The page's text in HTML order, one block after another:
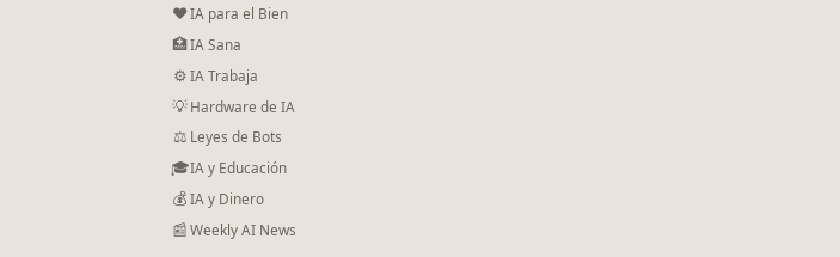
❤IA para el Bien
🏥IA Sana
⚙IA Trabaja
💡Hardware de IA
⚖️ Leyes de Bots
🎓IA y Educación
💰IA y Dinero
📰Weekly AI News